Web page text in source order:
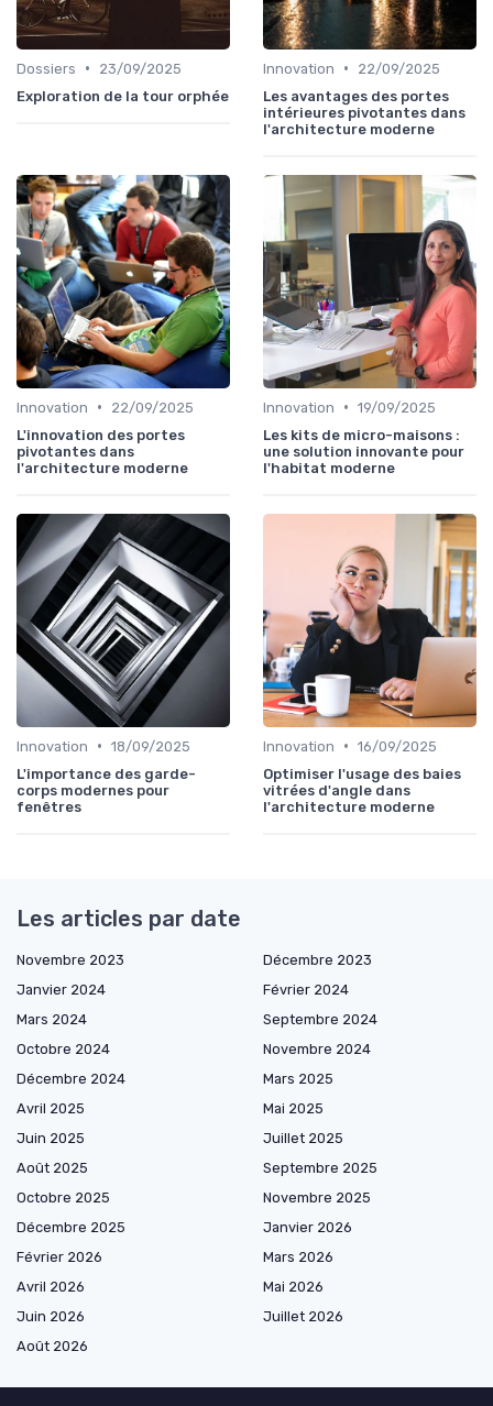
Dossiers •
23/09/2025
Exploration de la tour orphée
Innovation •
22/09/2025
Les avantages des portes
intérieures pivotantes dans
l'architecture moderne
Innovation •
22/09/2025
L'innovation des portes
pivotantes dans
l'architecture moderne
Innovation • 19/09/2025
Les kits de micro-maisons :
une solution innovante pour
l'habitat moderne
Innovation • 18/09/2025
L'importance des garde-
corps modernes pour
fenêtres
Innovation • 16/09/2025
Optimiser l'usage des baies
vitrées d'angle dans
l'architecture moderne
Les articles par date
Novembre 2023
Décembre 2023
Janvier 2024
Février 2024
Mars 2024
Septembre 2024
Octobre 2024
Novembre 2024
Décembre 2024
Mars 2025
Avril 2025
Mai 2025
Juin 2025
Juillet 2025
Août 2025
Septembre 2025
Octobre 2025
Novembre 2025
Décembre 2025
Janvier 2026
Février 2026
Mars 2026
Avril 2026
Mai 2026
Juin 2026
Juillet 2026
Août 2026